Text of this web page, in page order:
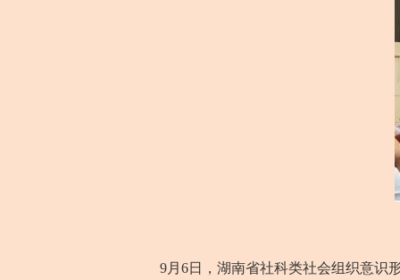
9月6日，湖南省社科类社会组织意识形